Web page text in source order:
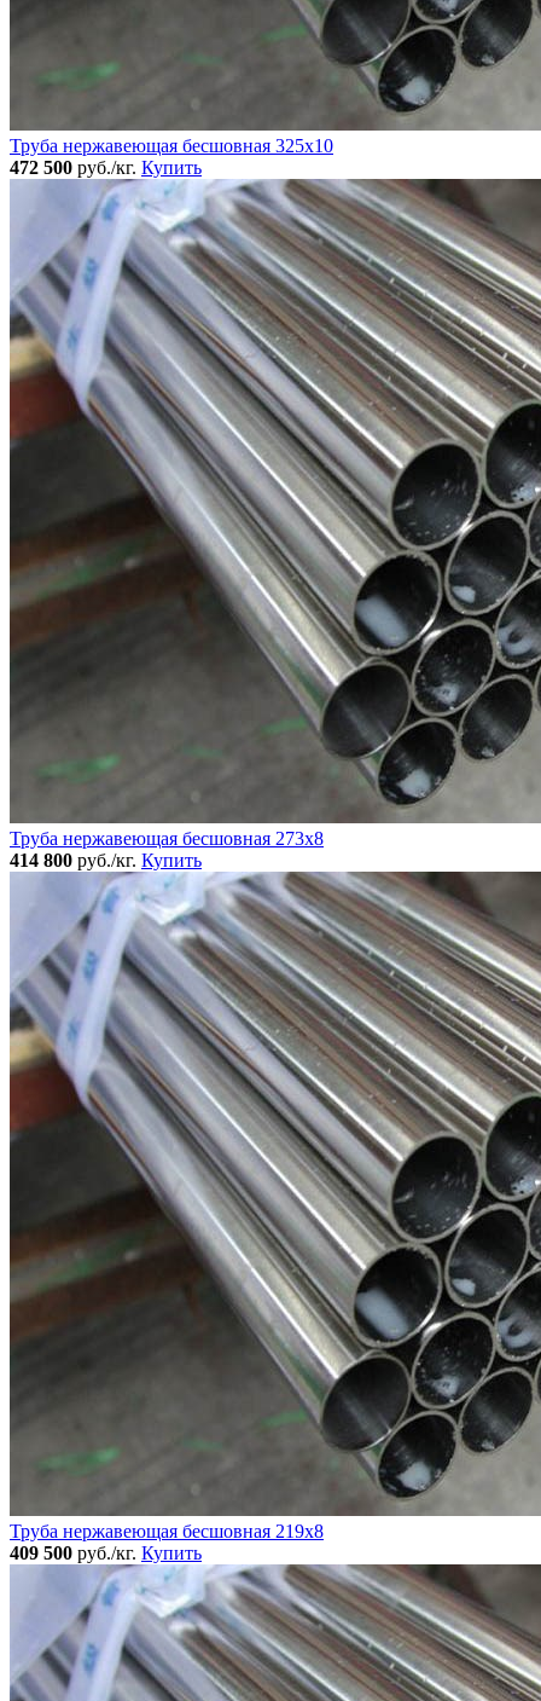
Труба нержавеющая бесшовная 325x10
472 500 руб./кг. Купить
Труба нержавеющая бесшовная 273x8
414 800 руб./кг. Купить
Труба нержавеющая бесшовная 219x8
409 500 руб./кг. Купить